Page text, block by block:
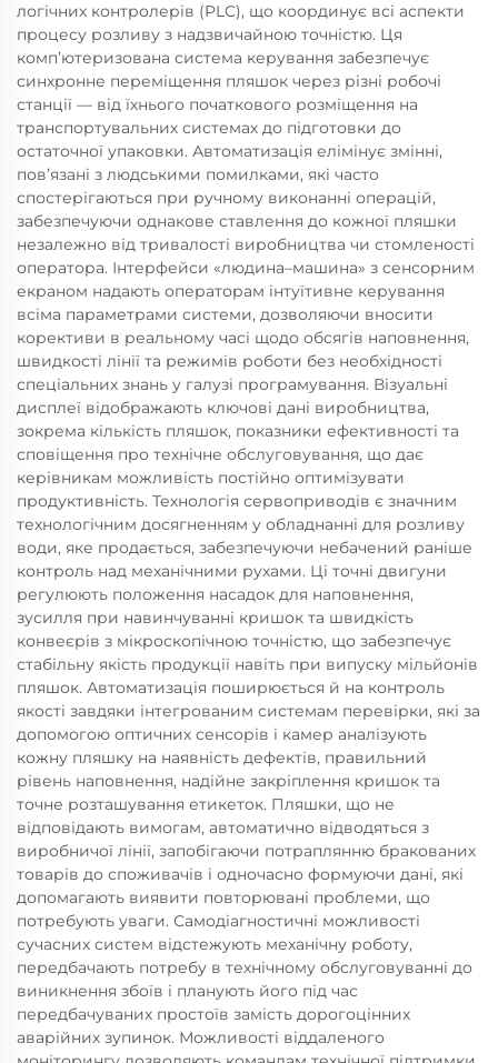
логічних контролерів (PLC), що координує всі аспекти
процесу розливу з надзвичайною точністю. Ця
комп’ютеризована система керування забезпечує
синхронне переміщення пляшок через різні робочі
станції — від їхнього початкового розміщення на
транспортувальних системах до підготовки до
остаточної упаковки. Автоматизація елімінує змінні,
пов’язані з людськими помилками, які часто
спостерігаються при ручному виконанні операцій,
забезпечуючи однакове ставлення до кожної пляшки
незалежно від тривалості виробництва чи стомленості
оператора. Інтерфейси «людина–машина» з сенсорним
екраном надають операторам інтуїтивне керування
всіма параметрами системи, дозволяючи вносити
корективи в реальному часі щодо обсягів наповнення,
швидкості лінії та режимів роботи без необхідності
спеціальних знань у галузі програмування. Візуальні
дисплеї відображають ключові дані виробництва,
зокрема кількість пляшок, показники ефективності та
сповіщення про технічне обслуговування, що дає
керівникам можливість постійно оптимізувати
продуктивність. Технологія сервоприводів є значним
технологічним досягненням у обладнанні для розливу
води, яке продається, забезпечуючи небачений раніше
контроль над механічними рухами. Ці точні двигуни
регулюють положення насадок для наповнення,
зусилля при навинчуванні кришок та швидкість
конвеєрів з мікроскопічною точністю, що забезпечує
стабільну якість продукції навіть при випуску мільйонів
пляшок. Автоматизація поширюється й на контроль
якості завдяки інтегрованим системам перевірки, які за
допомогою оптичних сенсорів і камер аналізують
кожну пляшку на наявність дефектів, правильний
рівень наповнення, надійне закріплення кришок та
точне розташування етикеток. Пляшки, що не
відповідають вимогам, автоматично відводяться з
виробничої лінії, запобігаючи потраплянню бракованих
товарів до споживачів і одночасно формуючи дані, які
допомагають виявити повторювані проблеми, що
потребують уваги. Самодіагностичні можливості
сучасних систем відстежують механічну роботу,
передбачають потребу в технічному обслуговуванні до
виникнення збоїв і планують його під час
передбачуваних простоїв замість дорогоцінних
аварійних зупинок. Можливості віддаленого